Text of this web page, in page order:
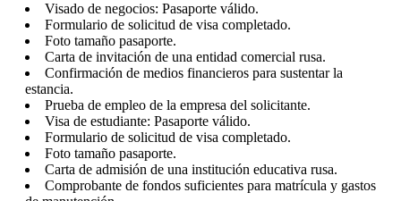
Visado de negocios: Pasaporte válido.
Formulario de solicitud de visa completado.
Foto tamaño pasaporte.
Carta de invitación de una entidad comercial rusa.
Confirmación de medios financieros para sustentar la
estancia.
Prueba de empleo de la empresa del solicitante.
Visa de estudiante: Pasaporte válido.
Formulario de solicitud de visa completado.
Foto tamaño pasaporte.
Carta de admisión de una institución educativa rusa.
Comprobante de fondos suficientes para matrícula y gastos